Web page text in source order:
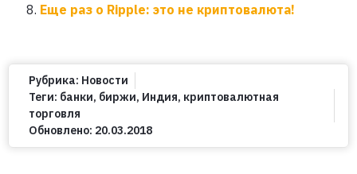
Еще раз о Ripple: это не криптовалюта!
Рубрика: Новости
Теги: банки, биржи, Индия, криптовалютная
торговля
Обновлено: 20.03.2018